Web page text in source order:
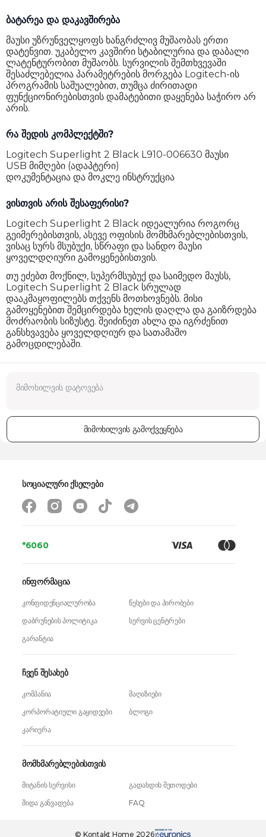
ერთი დაჭერით
ბატარეა და დაკავშირება
მაუსი უზრუნველყოფს ხანგრძლივ მუშაობას ერთი
დატენვით. უკაბელო კავშირი სტაბილურია და დაბალი
ლატენტურობით მუშაობს. სურვილის შემთხვევაში
შესაძლებელია პარამეტრების მორგება Logitech-ის
პროგრამის საშუალებით, თუმცა ძირითადი
ფუნქციონირებისთვის დამატებითი დაყენება საჭირო არ
არის.
რა შედის კომპლექტში?
Logitech Superlight 2 Black L910-006630 მაუსი
USB მიმღები (ადაპტერი)
დოკუმენტაცია და მოკლე ინსტრუქცია
ვისთვის არის შესაფერისი?
Logitech Superlight 2 Black იდეალურია როგორც
გეიმერებისთვის, ასევე ოფისის მომხმარებლებისთვის,
ვისაც სურს მსუბუქი, სწრაფი და სანდო მაუსი
ყოველდღიური გამოყენებისთვის.
თუ ეძებთ მოქნილ, სუპერმსუბუქ და საიმედო მაუსს,
Logitech Superlight 2 Black სრულად
დააკმაყოფილებს თქვენს მოთხოვნებს. მისი
გამოყენებით შემცირდება ხელის დაღლა და გაიზრდება
მოძრაობის სიზუსტე. შეიძინეთ ახლა და იგრძენით
განსხვავება ყოველდღიურ და სათამაშო
გამოცდილებაში.
მიმოხილვის გამოქვეყნება
*6060
ჩვენ შესახებ
კომპანია
მაღაზიები
კორპორატიული გაყიდვები
ბლოგი
კარიერა
ინფორმაცია
კონფიდენციალურობა
წესები და პირობები
დაბრუნების პოლიტიკა
სერვის ცენტრები
გარანტია
მომხმარებლებისთვის
მიტანის სერვისი
გადახდის მეთოდები
შიდა განვადება
FAQ
სოციალური ქსელები
© Kontakt Home 2026